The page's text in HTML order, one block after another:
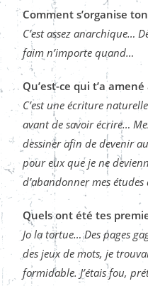
Comment s’organise
C’est assez anarchique…
faim n’importe quand…
Qu’est-ce qui t’a
C’est une écriture
avant de savoir écrire…
dessiner afin de devenir
pour eux que je ne
d’abandonner mes
Quels ont été tes
Jo la tortue… Des pages
des jeux de mots, je
formidable.J’étais fou,